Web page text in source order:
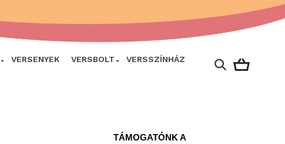
VERSENYEK VERSBOLT VERSSZÍNHÁZ
TÁMOGATÓNK A